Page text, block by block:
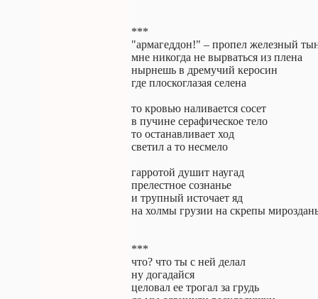
***
"армагеддон!" – пропел железный
мне никогда не вырваться из плена
нырнешь в дремучий керосин
где плоскоглазая селена
то кровью наливается сосет
в пучине серафическое тело
то останавливает ход
светил а то несмело
гарротой душит наугад
прелестное сознанье
и трупный источает яд
на холмы грузии на скрепы
***
что? что ты с ней делал
ну догадайся
целовал ее трогал за грудь